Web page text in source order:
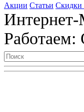
Акции Статьи Скидки